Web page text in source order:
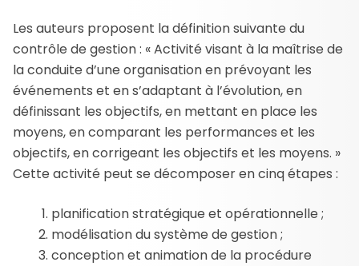
Les auteurs proposent la définition suivante du
contrôle de gestion : « Activité visant à la maîtrise de
la conduite d’une organisation en prévoyant les
événements et en s’adaptant à l’évolution, en
définissant les objectifs, en mettant en place les
moyens, en comparant les performances et les
objectifs, en corrigeant les objectifs et les moyens. »
Cette activité peut se décomposer en cinq étapes :
planification stratégique et opérationnelle ;
modélisation du système de gestion ;
conception et animation de la procédure